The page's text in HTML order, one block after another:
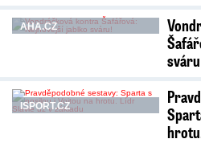
AHA.CZ
ISPORT.CZ